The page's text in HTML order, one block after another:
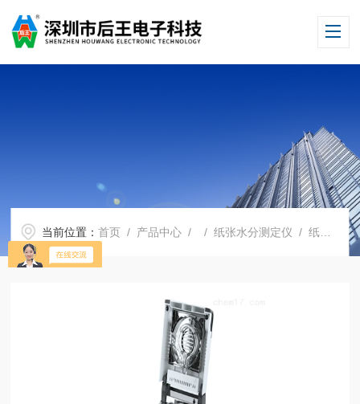
当前位置：首页 / 产品中心 / /纸张水分测定仪 / 纸张水分测量仪